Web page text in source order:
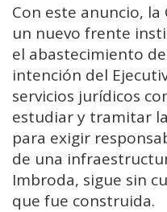
Con este anuncio,
un nuevo frente
el abastecimiento
intención del
servicios jurídicos
estudiar y tramitar
para exigir
de una
Imbroda, sigue sin
que fue construida.